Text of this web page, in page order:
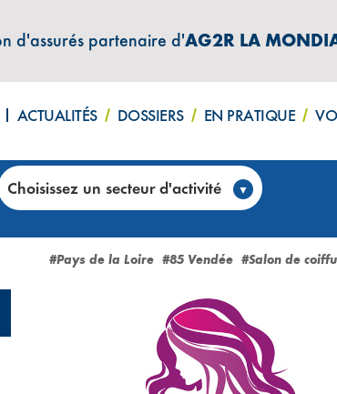
d'assurés partenaire d'AG2R LA
ACTUALITÉS DOSSIERS EN PRATIQUE
Choisissez un secteur d'activité
#Pays de la Loire #85 Vendée #Salon de